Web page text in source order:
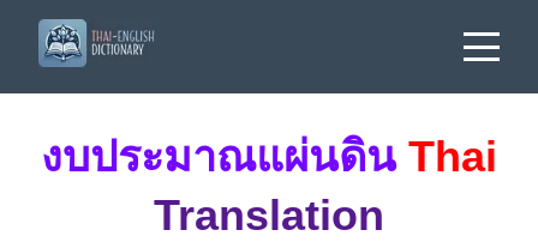
งบประมาณแผ่นดิน Thai
Translation